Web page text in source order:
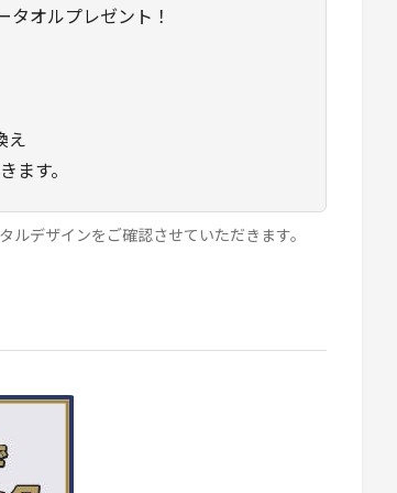
タオルプレゼント！
え
ます。
ルデザインをご確認させていただきます。